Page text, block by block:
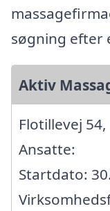
søgning efter
Aktiv
Flotillevej
Ansatte:
Startdato: